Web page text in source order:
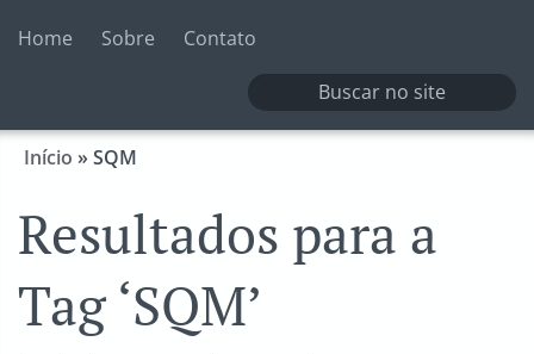
Home Sobre Contato
Início »SQM
Resultados para a
Tag ‘SQM’